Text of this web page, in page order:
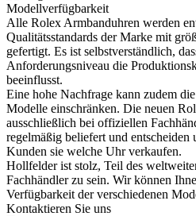
Modellverfügbarkeit
Alle Rolex Armbanduhren werden
Qualitätsstandards der Marke mit
gefertigt. Es ist selbstverständlich,
Anforderungsniveau die
beeinflusst.
Eine hohe Nachfrage kann zudem
Modelle einschränken. Die neuen
ausschließlich bei offiziellen
regelmäßig beliefert und entscheiden
Kunden sie welche Uhr verkaufen.
Hollfelderist stolz, Teil des
Fachhändler zu sein. Wir können
Verfügbarkeit der verschiedenen
Kontaktieren Sie uns